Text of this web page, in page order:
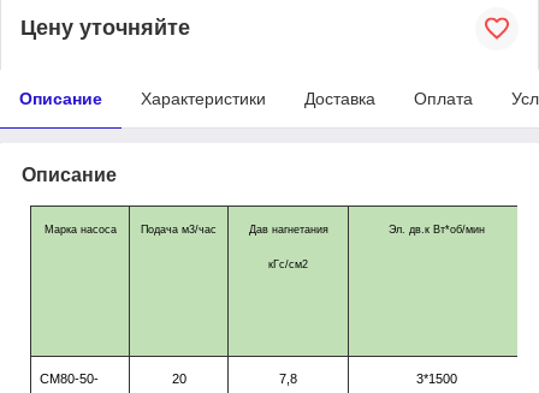
Цену уточняйте
Описание Характеристики Доставка Оплата
Описание
Марка насоса Подача м3/час Дав нагнетания
кГс/см2
Эл. дв.к Вт*об/мин
СМ80-50-
20 7,8 3*1500